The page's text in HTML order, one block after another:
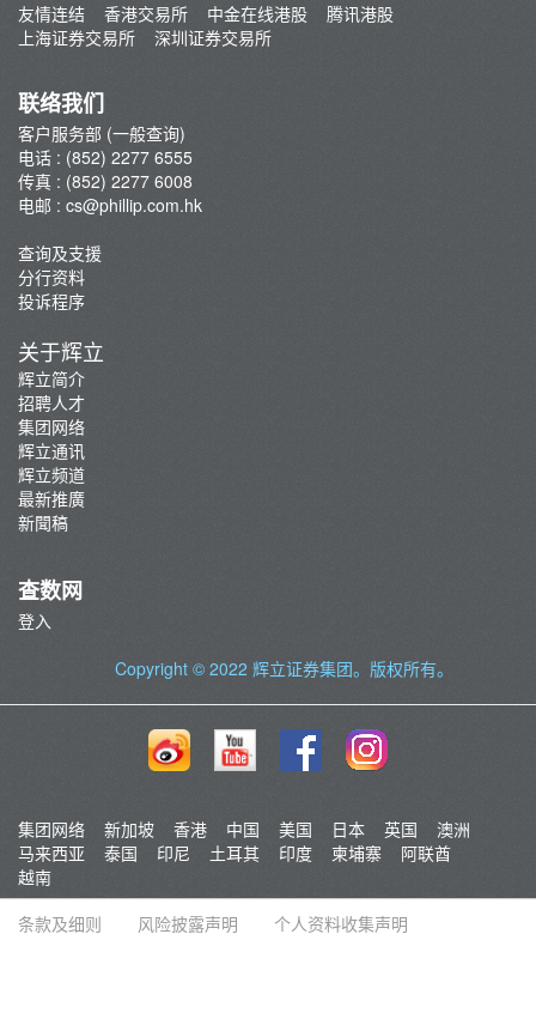
查询及支援
转入股票
孖展及利率
佣金及收费资料
表格下载
常见问题
最新推广
防骗及网络安全资讯
辉立证券开户优惠总览
友情连结
香港交易所 中金在线港股
腾讯港股
上海证券交易所
深圳证券交易所
联络我们
客户服务部 (一般查询)
电话 : (852) 2277 6555
传真 : (852) 2277 6008
电邮 : cs@phillip.com.hk
查询及支援
分行资料
投诉程序
关于辉立
辉立简介
招聘人才
集团网络
辉立通讯
辉立频道
最新推廣
新聞稿
查数网
登入
Copyright © 2022 辉立证券集团。版权所有。
集团网络 新加坡 香港 中国 美国 日本 英国
澳洲
马来西亚
泰国 印尼 土耳其 印度 柬埔寨
阿联酋
越南
条款及细则
风险披露声明 个人资料收集声明